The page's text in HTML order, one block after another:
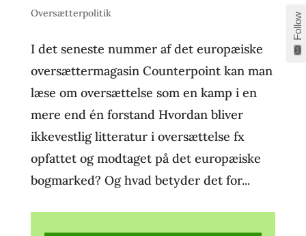
Oversætterpolitik
I det seneste nummer af det europæiske
oversættermagasin Counterpoint kan man
læse om oversættelse som en kamp i en
mere end én forstand Hvordan bliver
ikkevestlig litteratur i oversættelse fx
opfattet og modtaget på det europæiske
bogmarked? Og hvad betyder det for...
Follow